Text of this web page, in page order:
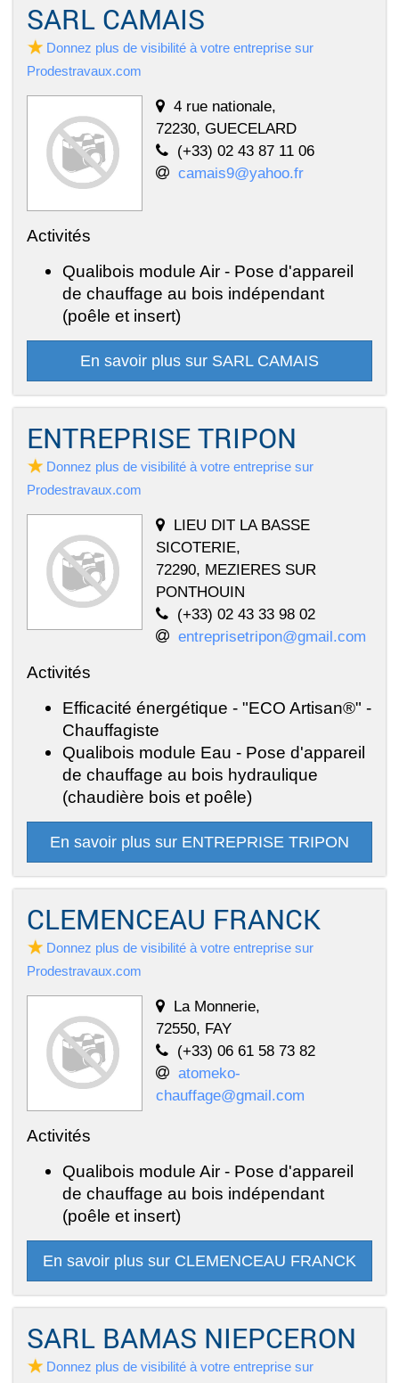
SARL CAMAIS
Donnez plus de visibilité à votre entreprise sur
Prodestravaux.com
4 rue nationale,
72230, GUECELARD
(+33) 02 43 87 11 06
camais9@yahoo.fr
Activités
Qualibois module Air - Pose d'appareil
de chauffage au bois indépendant
(poêle et insert)
En savoir plus sur SARL CAMAIS
ENTREPRISE TRIPON
Donnez plus de visibilité à votre entreprise sur
Prodestravaux.com
LIEU DIT LA BASSE
SICOTERIE,
72290, MEZIERES SUR
PONTHOUIN
(+33) 02 43 33 98 02
entreprisetripon@gmail.com
Activités
Efficacité énergétique - "ECO Artisan®" -
Chauffagiste
Qualibois module Eau - Pose d'appareil
de chauffage au bois hydraulique
(chaudière bois et poêle)
En savoir plus sur ENTREPRISE TRIPON
CLEMENCEAU FRANCK
Donnez plus de visibilité à votre entreprise sur
Prodestravaux.com
La Monnerie,
72550, FAY
(+33) 06 61 58 73 82
atomeko-
chauffage@gmail.com
Activités
Qualibois module Air - Pose d'appareil
de chauffage au bois indépendant
(poêle et insert)
En savoir plus sur CLEMENCEAU FRANCK
SARL BAMAS NIEPCERON
Donnez plus de visibilité à votre entreprise sur